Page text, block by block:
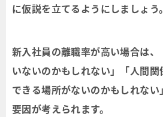
に仮説を立てるようにしましょう。
新入社員の離職率が高い場合は
いないのかもしれない」「人間
できる場所がないのかもしれな
要因が考えられます。